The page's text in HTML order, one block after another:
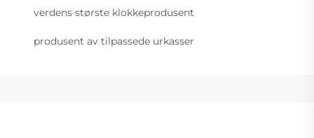
verdens største klokkeprodusent
produsent av tilpassede urkasser